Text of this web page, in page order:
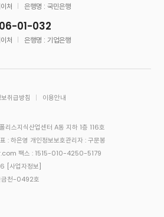
처 은행명 : 국민은행
01-032
처 은행명 : 기업은행
취급방침
이용안내
리스지식산업센터 A동 지하 1층 116호
: 하은영 개인정보보호관리자 : 구문봉
팩스 : 1515-010-4250-5179
[사업자정보]
금천-0492호